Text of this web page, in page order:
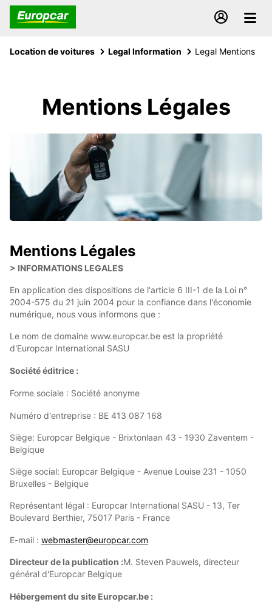
Location de voitures Legal Information Legal Mentions
Mentions Légales
Mentions Légales
> INFORMATIONS LEGALES
En application des dispositions de l'article 6 III-1 de la Loi n°
2004-575 du 21 juin 2004 pour la confiance dans l'économie
numérique, nous vous informons que :
Le nom de domaine www.europcar.be est la propriété
d'Europcar International SASU
Société éditrice :
Forme sociale : Société anonyme
Numéro d'entreprise : BE 413 087 168
Siège: Europcar Belgique - Brixtonlaan 43 - 1930 Zaventem -
Belgique
Siège social: Europcar Belgique - Avenue Louise 231 - 1050
Bruxelles - Belgique
Représentant légal : Europcar International SASU - 13, Ter
Boulevard Berthier, 75017 Paris - France
E-mail : webmaster@europcar.com
Directeur de la publication :M. Steven Pauwels, directeur
général d'Europcar Belgique
Hébergement du site Europcar.be :